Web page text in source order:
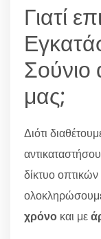
Γιατί
Σούνιο
μας;
Διότι
δίκτυο
ολοκληρώσουμε
χρόνο και με